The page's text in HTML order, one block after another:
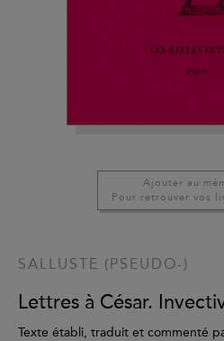
Ajouter au
Pour retrouver vos
SALLUSTE (PSEUDO-)
Lettres à César.
Texte établi, traduit et commenté